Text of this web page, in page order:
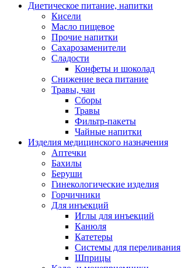
Диетическое питание, напитки
Кисели
Масло пищевое
Прочие напитки
Сахарозаменители
Сладости
Конфеты и шоколад
Снижение веса питание
Травы, чаи
Сборы
Травы
Фильтр-пакеты
Чайные напитки
Изделия медицинского назначения
Аптечки
Бахилы
Беруши
Гинекологические изделия
Горчичники
Для инъекций
Иглы для инъекций
Канюля
Катетеры
Системы для переливания
Шприцы